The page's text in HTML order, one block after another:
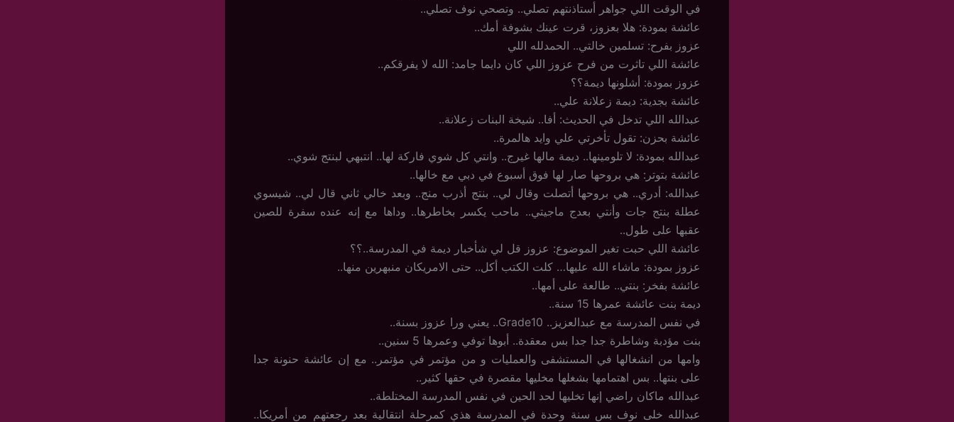
في الوقت اللي جواهر أستاذنتهم تصلي.. وتصحي نوف تصلي..
عائشة بمودة: هلا بعزوز، قرت عينك بشوفة أمك..
عزوز بفرح: تسلمين خالتي.. الحمدلله اللي
عائشة اللي تاثرت من فرح عزوز اللي كان دايما جامد: الله لا يفرقكم..
عزوز بمودة: أشلونها ديمة؟؟
عائشة بجدية: ديمة زعلانة علي..
عبدالله اللي تدخل في الحديث: أفا.. شيخة البنات زعلانة..
عائشة بحزن: تقول تأخرتي علي وايد هالمرة..
عبدالله بمودة: لا تلومينها.. ديمة مالها غيرج.. وانتي كل شوي فاركة لها.. انتبهي لبنتج شوي..
عائشة بتوتر: هي بروحها صار لها فوق أسبوع في دبي مع خالها..
عبدالله: أدري.. هي بروحها أتصلت وقال لي.. بنتج أذرب منج.. وبعد خالي ثاني قال لي.. شيسوي
عطلة بنتج جات وأنتي بعدج ماجيتي.. ماحب يكسر بخاطرها.. وداها مع إنه عنده سفرة للصين
عقبها على طول..
عائشة اللي حبت تغير الموضوع: عزوز قل لي شأخبار ديمة في المدرسة..؟؟
عزوز بمودة: ماشاء الله عليها… كلت الكتب أكل.. حتى الامريكان منبهرين منها..
عائشة بفخر: بنتي.. طالعة على أمها..
ديمة بنت عائشة عمرها 15 سنة..
في نفس المدرسة مع عبدالعزيز.. Grade10.. يعني ورا عزوز بسنة..
بنت مؤدبة وشاطرة جدا جدا بس معقدة.. أبوها توفي وعمرها 5 سنين..
وامها من انشغالها في المستشفى والعمليات و من مؤتمر في مؤتمر.. مع إن عائشة حنونة جدا
على بنتها.. بس اهتمامها بشغلها مخليها مقصرة في حقها كثير..
عبدالله ماكان راضي إنها تخليها لحد الحين في نفس المدرسة المختلطة..
عبدالله خلى نوف بس سنة وحدة في المدرسة هذي كمرحلة انتقالية بعد رجعتهم من أمريكا..